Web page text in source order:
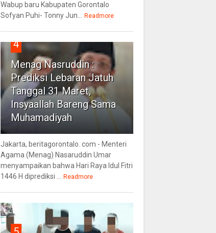
Wabup baru Kabupaten Gorontalo
Sofyan Puhi- Tonny Jun...
Readmore
4
Menag Nasruddin :
Prediksi Lebaran Jatuh
Tanggal 31 Maret,
Insyaallah Bareng Sama
Muhamadiyah
Jakarta, beritagorontalo. com - Menteri
Agama (Menag) Nasaruddin Umar
menyampaikan bahwa Hari Raya Idul Fitri
1446 H diprediksi ...
Readmore